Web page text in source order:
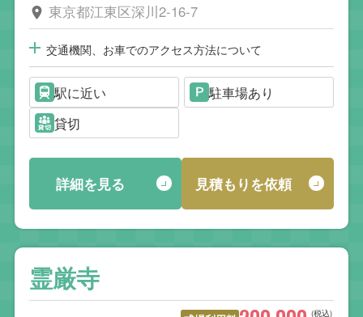
東京都江東区深川2-16-7
交通機関、お車でのアクセス方法について
駅に近い
駐車場あり
貸切
詳細を見る 見積もりを依頼
霊厳寺
(税込)